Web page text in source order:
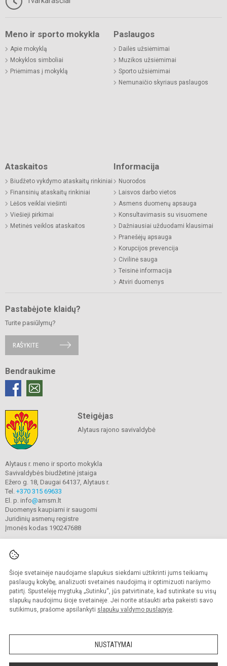
Šioje svetainėje naudojame slapukus siekdami užtikrinti jums teikiamų
paslaugų kokybę, analizuoti svetainės naudojimą ir optimizuoti naršymo
patirtį. Spustelėję mygtuką „Sutinku“, jūs patvirtinate, kad sutinkate su visų
slapukų naudojimu šioje svetainėje. Jei norite atšaukti arba pakeisti savo
sutikimus, prašome apsilankyti slapukų valdymo puslapyje.
NUSTATYMAI
Meno ir sporto mokykla
Apie mokyklą
Mokyklos simboliai
Priėmimas į mokyklą
Paslaugos
Dailės užsiėmimai
Muzikos užsiėmimai
Sporto užsiėmimai
Nemunaičio skyriaus paslaugos
Ataskaitos
Biudžeto vykdymo ataskaitų rinkiniai
Finansinių ataskaitų rinkiniai
Lėšos veiklai viešinti
Viešieji pirkimai
Metinės veiklos ataskaitos
Informacija
Nuorodos
Laisvos darbo vietos
Asmens duomenų apsauga
Konsultavimasis su visuomene
Dažniausiai užduodami klausimai
Pranešėjų apsauga
Korupcijos prevencija
Civilinė sauga
Teisinė informacija
Atviri duomenys
Pastabėjote klaidų?
Turite pasiūlymų?
RAŠYKITE
Bendraukime
Steigėjas
Alytaus rajono savivaldybė
Alytaus r. meno ir sporto mokykla
Savivaldybės biudžetinė įstaiga
Ežero g. 18, Daugai 64137, Alytaus r.
Tel. +370 315 69633
El. p. info@amsm.lt
Duomenys kaupiami ir saugomi
Juridinių asmenų registre
Įmonės kodas 190247688
© 2020. Alytaus r. meno ir sporto mokykla. Visos teisės saugomos.
Kopijuoti turinį be raštiško mokyklos sutikimo griežtai draudžiama.
Prieinamumo paraiška Slapukų valdymas
Sumanus būdas atnaujinti